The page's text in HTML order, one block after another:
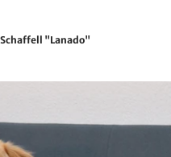
Schaffell "Lanado"